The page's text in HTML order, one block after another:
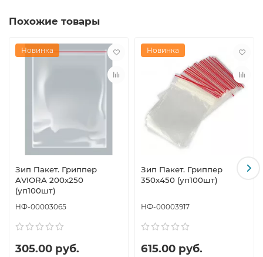
Похожие товары
Новинка
Зип Пакет. Гриппер
AVIORA 200х250
(уп100шт)
НФ-00003065
305.00 руб.
Новинка
Зип Пакет. Гриппер
350х450 (уп100шт)
НФ-00003917
615.00 руб.